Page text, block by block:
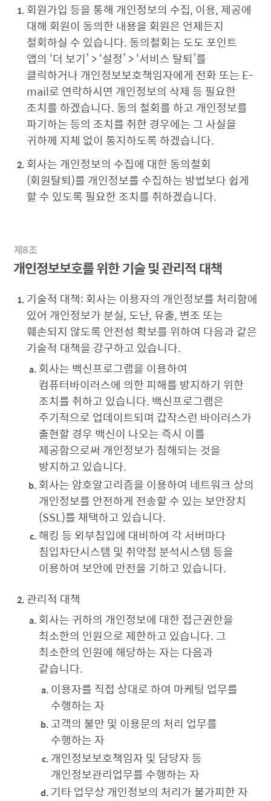
회원가입 등을 통해 개인정보의 수집, 이용, 제공에
대해 회원이 동의한 내용을 회원은 언제든지
철회하실 수 있습니다. 동의철회는 도도 포인트
앱의 ‘더 보기’ > ‘설정’ > ‘서비스 탈퇴’를
클릭하거나 개인정보보호책임자에게 전화 또는 E-
mail로 연락하시면 개인정보의 삭제 등 필요한
조치를 하겠습니다. 동의 철회를 하고 개인정보를
파기하는 등의 조치를 취한 경우에는 그 사실을
귀하께 지체 없이 통지하도록 하겠습니다.
회사는 개인정보의 수집에 대한 동의철회
(회원탈퇴)를 개인정보를 수집하는 방법보다 쉽게
할 수 있도록 필요한 조치를 취하겠습니다.
제8조
개인정보보호를 위한 기술 및 관리적 대책
기술적 대책: 회사는 이용자의 개인정보를 처리함에
있어 개인정보가 분실, 도난, 유출, 변조 또는
훼손되지 않도록 안전성 확보를 위하여 다음과 같은
기술적 대책을 강구하고 있습니다.
회사는 백신프로그램을 이용하여
컴퓨터바이러스에 의한 피해를 방지하기 위한
조치를 취하고 있습니다. 백신프로그램은
주기적으로 업데이트되며 갑작스런 바이러스가
출현할 경우 백신이 나오는 즉시 이를
제공함으로써 개인정보가 침해되는 것을
방지하고 있습니다.
회사는 암호알고리즘을 이용하여 네트워크 상의
개인정보를 안전하게 전송할 수 있는 보안장치
(SSL)를 채택하고 있습니다.
해킹 등 외부침입에 대비하여 각 서버마다
침입차단시스템 및 취약점 분석시스템 등을
이용하여 보안에 만전을 기하고 있습니다.
관리적 대책
회사는 귀하의 개인정보에 대한 접근권한을
최소한의 인원으로 제한하고 있습니다. 그
최소한의 인원에 해당하는 자는 다음과
같습니다.
이용자를 직접 상대로 하여 마케팅 업무를
수행하는 자
고객의 불만 및 이용문의 처리 업무를
수행하는 자
개인정보보호책임자 및 담당자 등
개인정보관리업무를 수행하는 자
기타 업무상 개인정보의 처리가 불가피한 자